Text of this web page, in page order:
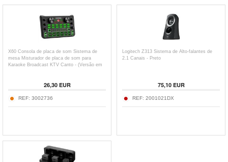
X60 Consola de placa de som Sistema de
mesa Misturador de placa de som para
Karaoke Broadcast KTV Canto - (Versão em
26,30EUR
REF: 3002736
Logitech Z313 Sistema de Alto-falantes de
2.1 Canais - Preto
75,10EUR
REF: 2001021DX